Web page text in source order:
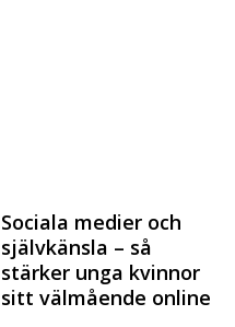
Sociala medier och
självkänsla – så
stärker unga kvinnor
sitt välmående online